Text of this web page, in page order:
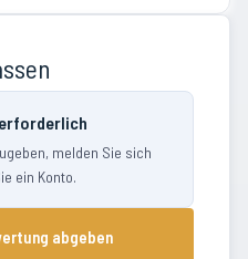
melden Sie sich
ein Konto.
abgeben